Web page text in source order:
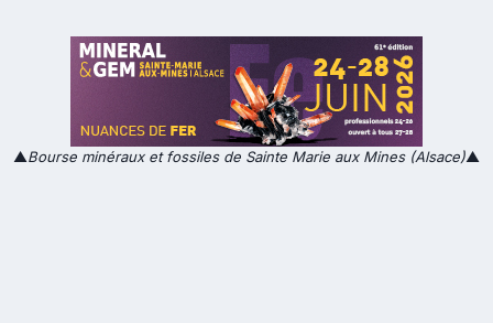
▲Bourse minéraux et fossiles de Sainte Marie aux Mines (Alsace)▲